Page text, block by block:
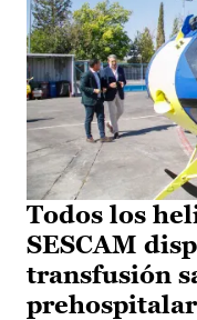
Todos los
SESCAM
transfusión